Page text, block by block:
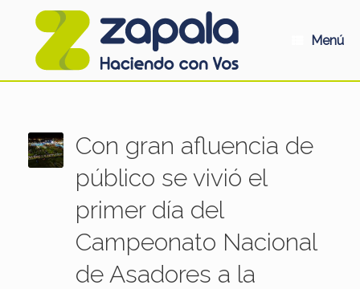
Menú
Con gran afluencia de
público se vivió el
primer día del
Campeonato Nacional
de Asadores a la